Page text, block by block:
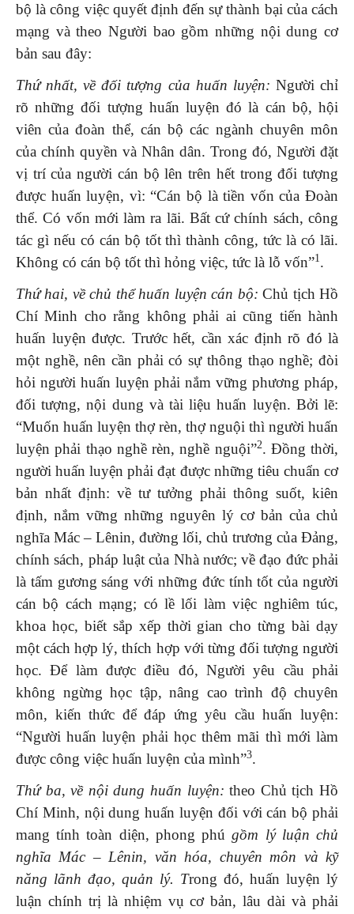
bộ là công việc quyết định đến sự thành bại của cách
mạng và theo Người bao gồm những nội dung cơ
bản sau đây:
Thứ nhất, về đối tượng của huấn luyện: Người chỉ
rõ những đối tượng huấn luyện đó là cán bộ, hội
viên của đoàn thể, cán bộ các ngành chuyên môn
của chính quyền và Nhân dân. Trong đó, Người đặt
vị trí của người cán bộ lên trên hết trong đối tượng
được huấn luyện, vì: “Cán bộ là tiền vốn của Đoàn
thể. Có vốn mới làm ra lãi. Bất cứ chính sách, công
tác gì nếu có cán bộ tốt thì thành công, tức là có lãi.
Không có cán bộ tốt thì hỏng việc, tức là lỗ vốn”1.
Thứ hai, về chủ thể huấn luyện cán bộ:Chủ tịch Hồ
Chí Minh cho rằng không phải ai cũng tiến hành
huấn luyện được. Trước hết, cần xác định rõ đó là
một nghề, nên cần phải có sự thông thạo nghề; đòi
hỏi người huấn luyện phải nắm vững phương pháp,
đối tượng, nội dung và tài liệu huấn luyện. Bởi lẽ:
“Muốn huấn luyện thợ rèn, thợ nguội thì người huấn
luyện phải thạo nghề rèn, nghề nguội”2. Đồng thời,
người huấn luyện phải đạt được những tiêu chuẩn cơ
bản nhất định: về tư tưởng phải thông suốt, kiên
định, nắm vững những nguyên lý cơ bản của chủ
nghĩa Mác – Lênin, đường lối, chủ trương của Đảng,
chính sách, pháp luật của Nhà nước; về đạo đức phải
là tấm gương sáng với những đức tính tốt của người
cán bộ cách mạng; có lề lối làm việc nghiêm túc,
khoa học, biết sắp xếp thời gian cho từng bài dạy
một cách hợp lý, thích hợp với từng đối tượng người
học. Để làm được điều đó, Người yêu cầu phải
không ngừng học tập, nâng cao trình độ chuyên
môn, kiến thức để đáp ứng yêu cầu huấn luyện:
“Người huấn luyện phải học thêm mãi thì mới làm
được công việc huấn luyện của mình”3.
Thứ ba, về nội dung huấn luyện:theo Chủ tịch Hồ
Chí Minh, nội dung huấn luyện đối với cán bộ phải
mang tính toàn diện, phong phúgồm lý luận chủ
nghĩa Mác – Lênin, văn hóa, chuyên môn và kỹ
năng lãnh đạo, quản lý. Trong đó, huấn luyện lý
luận chính trị là nhiệm vụ cơ bản, lâu dài và phải